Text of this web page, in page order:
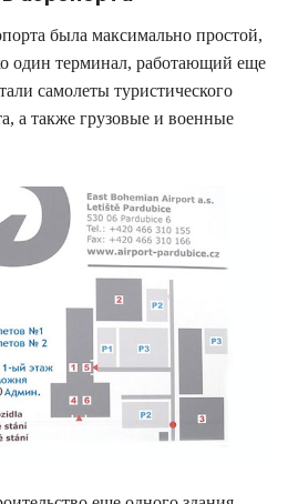
была максимально простой,
один терминал, работающий еще
самолеты туристического
а также грузовые и военные